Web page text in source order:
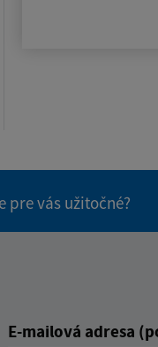
vás užitočné?
E-mailová adresa